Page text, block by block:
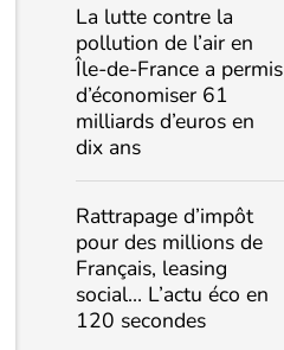
La lutte contre la
pollution de l’air en
Île-de-France a permis
d’économiser 61
milliards d’euros en
dix ans
Rattrapage d’impôt
pour des millions de
Français, leasing
social… L’actu éco en
120 secondes